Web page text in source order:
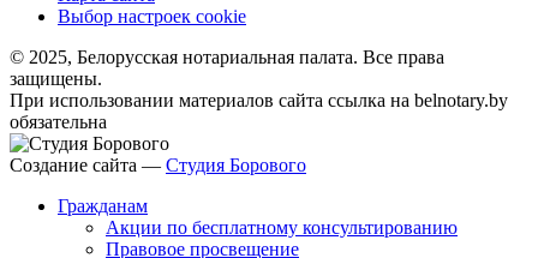
Выбор настроек cookie
© 2025, Белорусская нотариальная палата. Все права
защищены.
При использовании материалов сайта ссылка на belnotary.by
обязательна
Создание сайта — Студия Борового
Гражданам
Акции по бесплатному консультированию
Правовое просвещение